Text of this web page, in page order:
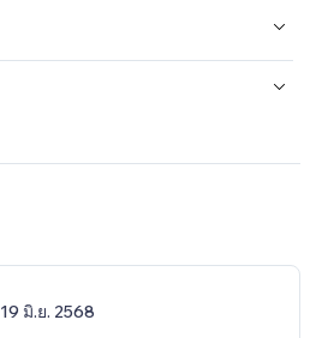
19 มิ.ย. 2568